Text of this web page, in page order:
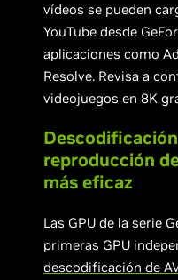
vídeos se pueden
YouTube desde
aplicaciones como
Resolve. Revisa a
videojuegos en 8K
reproducción
más eficaz
Las GPU de la serie
primeras GPU
descodificación de